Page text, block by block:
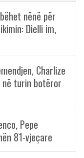
nënë për
Dielli im,
Charlize
turin botëror
Pepe
81-vjeçare